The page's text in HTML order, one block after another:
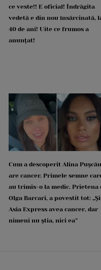
ce veste!! E oficial! Îndrăgita
vedetă e din nou însărcinată,
40 de ani! Uite ce frumos a
anunțat!
Cum a descoperit Alina
are cancer. Primele semne
au trimis-o la medic. Prietena
Olga Barcari, a povestit tot:
Asia Express avea cancer, dar
nimeni nu știa, nici ea”